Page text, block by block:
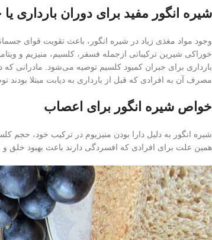
شیره انگور مفید برای دوران بارداری
وجود مواد مغذی زیاد در شیره انگور، باعث تقویت قوای
بارداری برای جبران کمبود کلسیم توصیه می‌شود. مادرانی که
مصرف آن به افرادی که قبل از بارداری به دیابت مبتلا بودند
خواص شیره انگور برای اعصاب
شیره انگور به دلیل دارا بودن منیزیوم در ترکیب خود،
همین علت برای افرادی که افسردگی دارند باعث بهبود خلق